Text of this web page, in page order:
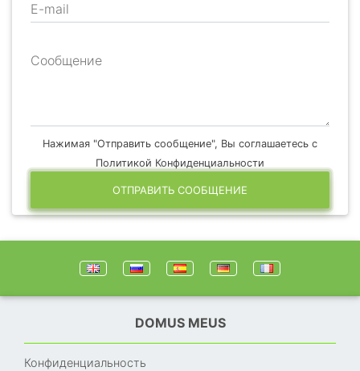
E-mail
Сообщение
Нажимая "Отправить сообщение", Вы соглашаетесь с
Политикой Конфиденциальности
ОТПРАВИТЬ СООБЩЕНИЕ
DOMUS MEUS
Конфиденциальность